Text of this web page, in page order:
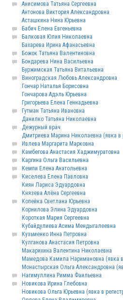
Анисимова Татьяна Сергеевна
Антонова Виктория Александровна
Асташкина Нина Юрьевна
Бабич Елена Евгеньевна
Балковая Юлия Николаевна
Бахарева Ирина Афанасьевна
Божок Татьяна Валентиновна
Бондарева Нина Васильевна
Буржимская Татьяна Витальевна
Виноградская Любовь Александровна
Гончар Наталья Борисовна
Гончарова Адэль Юрьевна
Григорьева Елена Геннадьевна
Гутман Татьяна Ивановна
Данилко Татьяна Николаевна
Дежурный врач
Дмитриева Марина Николаевна (явка в
Ивлева Маргарита Марковна
Камбегова Анастасия Хаджимуратовна
Каргина Ольга Васильевна
Кемпи Елена Анатольевна
Киселева Елена Павловна
Киян Лариса Эдуардовна
Князева Алёна Сергеевна
Копейка Светлана Юрьевна
Корнилова Элина Эдуардовна
Короткая Мария Сергеевна
Кубайдулиева Асима Мендыгалеевна
Кузьменко Инна Петровна
Кулганова Анастасия Петровна
Макарихина Валентина Николаевна
Мамедова Камила Наримановна (явка в
Монастырская Ольга Александровна
Нагимуллина Римма Фаильевна
Новикова Ирина Глебовна
Новикова Ольга Юрьевна (явка в